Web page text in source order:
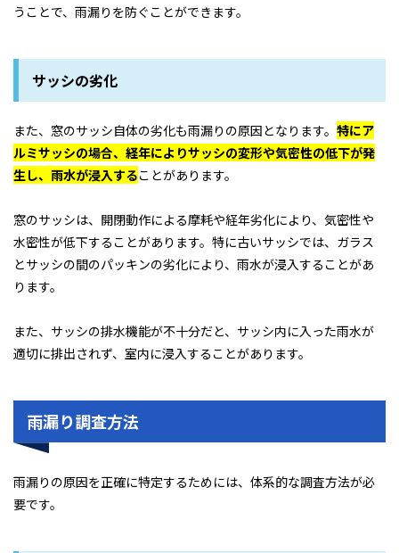
うことで、雨漏りを防ぐことができます。
サッシの劣化
また、窓のサッシ自体の劣化も雨漏りの原因となります。 特にア
ルミサッシの場合、経年によりサッシの変形や気密性の低下が発
生し、雨水が浸入することがあります。
窓のサッシは、開閉動作による摩耗や経年劣化により、気密性や
水密性が低下することがあります。特に古いサッシでは、ガラス
とサッシの間のパッキンの劣化により、雨水が浸入することがあ
ります。
また、サッシの排水機能が不十分だと、サッシ内に入った雨水が
適切に排出されず、室内に浸入することがあります。
雨漏り調査方法
雨漏りの原因を正確に特定するためには、体系的な調査方法が必
要です。